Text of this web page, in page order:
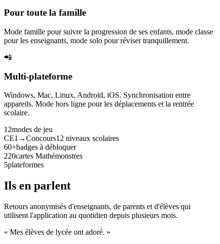
Pour toute la famille
Mode famille pour suivre la progression de ses enfants, mode classe
pour les enseignants, mode solo pour réviser tranquillement.
📲
Multi-plateforme
Windows, Mac, Linux, Android, iOS. Synchronisation entre
appareils. Mode hors ligne pour les déplacements et la rentrée
scolaire.
12modes de jeu
CE1→Concours12 niveaux scolaires
60+badges à débloquer
220cartes Mathémonstres
5plateformes
Ils en parlent
Retours anonymisés d'enseignants, de parents et d'élèves qui
utilisent l'application au quotidien depuis plusieurs mois.
« Mes élèves de lycée ont adoré. »